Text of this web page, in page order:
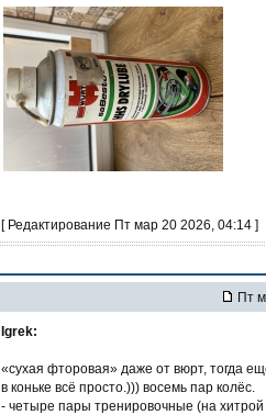
[ Редактирование Пт мар 20 2026, 04:14 ]
Пт
Igrek:
«сухая фторовая» даже от вюрт, тогда
в коньке всё просто.))) восемь пар колёс.
- четыре пары тренировочные (на хитрой